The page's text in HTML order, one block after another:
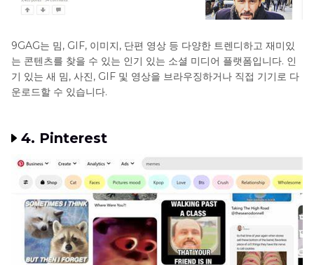
9GAG는 밈, GIF, 이미지, 단편 영상 등 다양한 트렌디하고 재미있
는 콘텐츠를 찾을 수 있는 인기 있는 소셜 미디어 플랫폼입니다. 인
기 있는 새 밈, 사진, GIF 및 영상을 브라우징하거나 직접 기기로 다
운로드할 수 있습니다.
4. Pinterest